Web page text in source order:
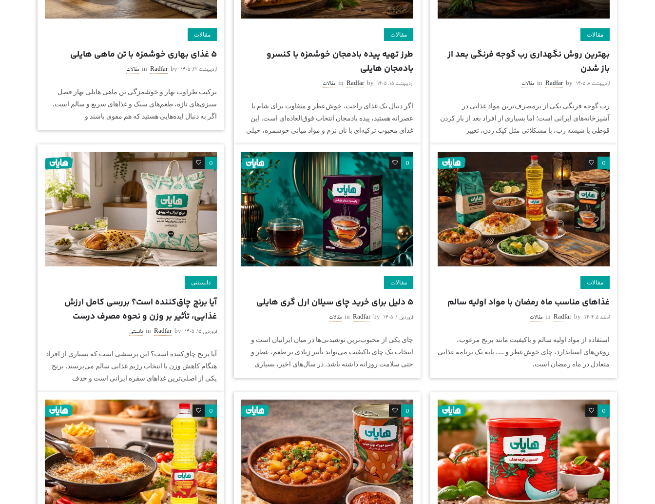
مقالات
۵ غذای بهاری خوشمزه با تن ماهی هایلی
اردیبهشت ۲۲, ۱۴۰۵ by
Radfar
in مقالات
ترکیب طراوت بهار و خوشمزگی تن ماهی هایلی بهار فصل
سبزی‌های تازه، طعم‌های سبک و غذاهای سریع و سالم است.
اگر به دنبال ایده‌هایی هستید که هم مقوی باشند و
مقالات
طرز تهیه پیده بادمجان خوشمزه با کنسرو
بادمجان هایلی
اردیبهشت ۱۵, ۱۴۰۵ by
Radfar
in مقالات
اگر دنبال یک غذای راحت، خوش‌عطر و متفاوت برای شام یا
عصرانه هستید، پیده بادمجان انتخاب فوق‌العاده‌ای است. این
غذای محبوب ترکیه‌ای با نان نرم و مواد میانی خوشمزه، خیلی
مقالات
بهترین روش نگهداری رب گوجه فرنگی بعد از
باز شدن
اردیبهشت ۸, ۱۴۰۵ by
Radfar
in مقالات
رب گوجه فرنگی یکی از پرمصرف‌ترین مواد غذایی در
آشپزخانه‌های ایرانی است؛ اما بسیاری از افراد بعد از باز کردن
قوطی یا شیشه رب، با مشکلاتی مثل کپک زدن، تغییر
0
0
دانستنی
آیا برنج چاق‌کننده است؟ بررسی کامل ارزش
غذایی، تأثیر بر وزن و نحوه مصرف درست
فروردین ۱۵, ۱۴۰۵ by
Radfar
in دانستنی
آیا برنج چاق‌کننده است؟ این پرسشی است که بسیاری از افراد
هنگام کاهش وزن یا انتخاب رژیم غذایی سالم می‌پرسند. برنج
یکی از اصلی‌ترین غذاهای سفره ایرانی است و حذف
0
0
مقالات
۵ دلیل برای خرید چای سیلان ارل گری هایلی
فروردین ۱, ۱۴۰۵ by
Radfar
in مقالات
چای یکی از محبوب‌ترین نوشیدنی‌ها در میان ایرانیان است و
انتخاب یک چای باکیفیت می‌تواند تأثیر زیادی بر طعم، عطر و
حتی سلامت روزانه داشته باشد. در سال‌های اخیر، بسیاری
0
0
مقالات
غذاهای مناسب ماه رمضان با مواد اولیه سالم
اسفند ۵, ۱۴۰۴ by
Radfar
in مقالات
استفاده از مواد اولیه سالم و باکیفیت مانند برنج مرغوب،
روغن‌های استاندارد، چای خوش‌عطر و ...، پایه یک برنامه غذایی
متعادل در ماه رمضان است.
0
0 0
0 0
0